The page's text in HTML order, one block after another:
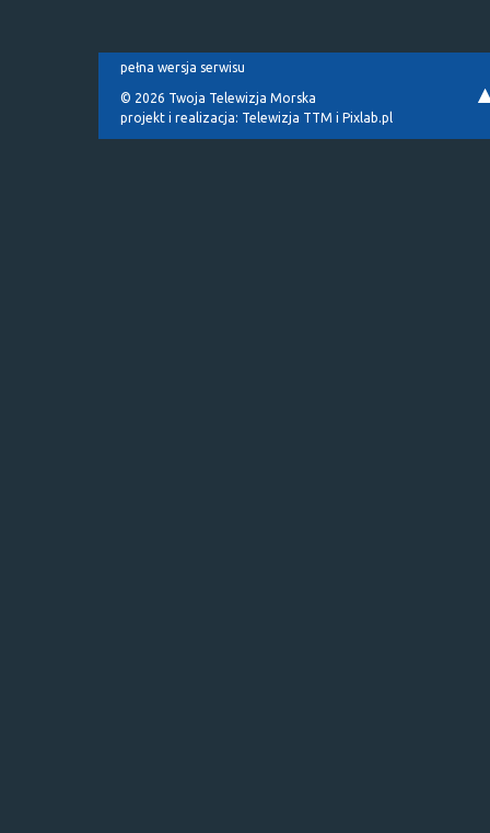
pełna wersja serwisu
© 2026 Twoja Telewizja Morska
projekt i realizacja: Telewizja TTM i Pixlab.pl